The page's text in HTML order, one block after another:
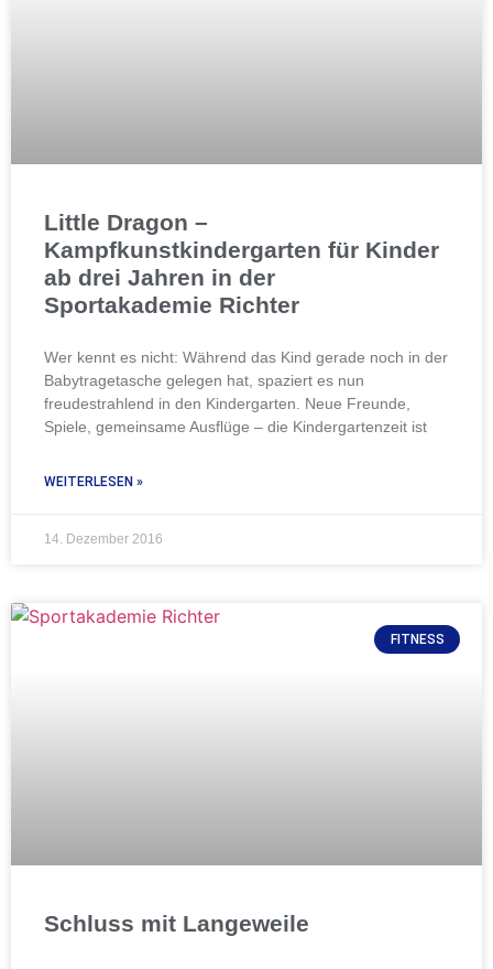
Little Dragon –
Kampfkunstkindergarten für Kinder
ab drei Jahren in der
Sportakademie Richter
Wer kennt es nicht: Während das Kind gerade noch in der
Babytragetasche gelegen hat, spaziert es nun
freudestrahlend in den Kindergarten. Neue Freunde,
Spiele, gemeinsame Ausflüge – die Kindergartenzeit ist
WEITERLESEN »
14. Dezember 2016
FITNESS
Schluss mit Langeweile